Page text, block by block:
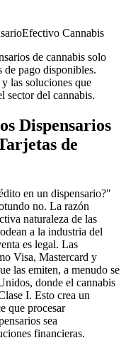
Efectivo Cannabis
de cannabis solo
de pago disponibles.
las soluciones que
sector del cannabis.
Dispensarios
de
en un dispensario?"
no. La razón
naturaleza de las
a la industria del
es legal. Las
Visa, Mastercard y
las emiten, a menudo se
donde el cannabis
I. Esto crea un
que procesar
sea
financieras.